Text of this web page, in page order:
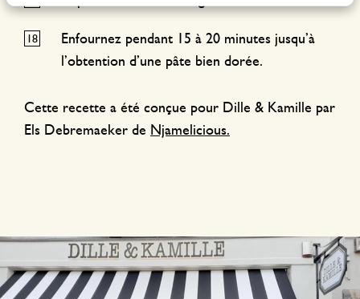
Enfournez pendant 15 à 20 minutes jusqu’à
l’obtention d’une pâte bien dorée.
Cette recette a été conçue pour Dille & Kamille par
Els Debremaeker de Njamelicious.